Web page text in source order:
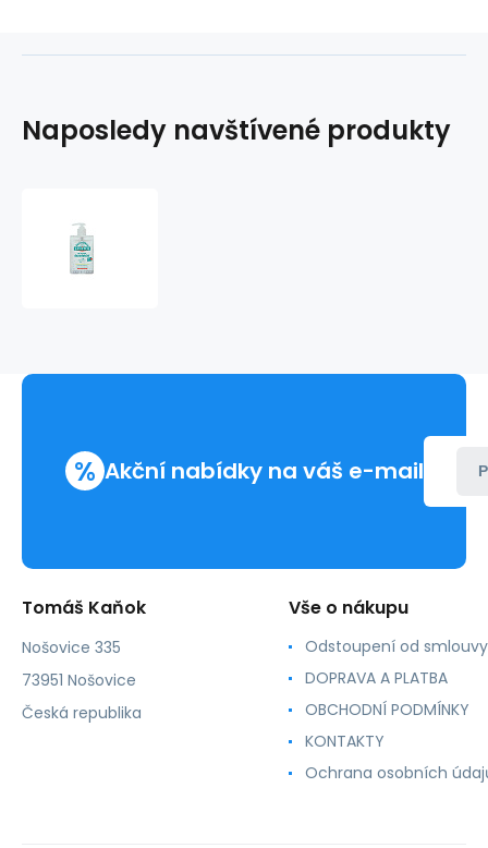
Naposledy navštívené produkty
% Akční nabídky na váš e-mail
Tomáš Kaňok
Nošovice 335
73951 Nošovice
Česká republika
Vše o nákupu
Odstoupení od smlouvy
DOPRAVA A PLATBA
OBCHODNÍ PODMÍNKY
KONTAKTY
Ochrana osobních